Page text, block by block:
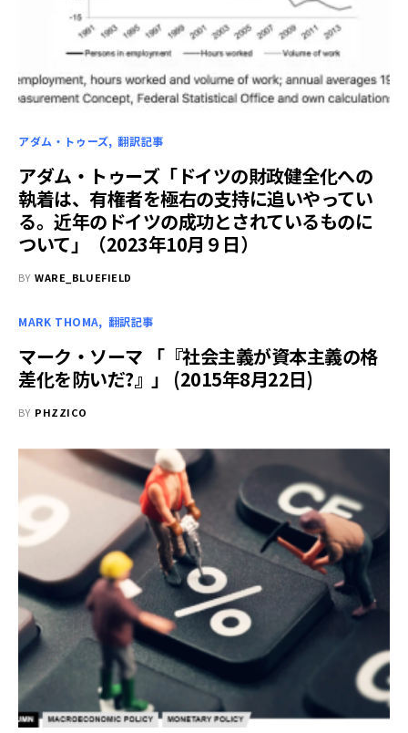
アダム・トゥーズ 翻訳記事
アダム・トゥーズ「ドイツの財政健全化への
執着は、有権者を極右の支持に追いやってい
る。近年のドイツの成功とされているものに
ついて」（2023年10月９日）
BY WARE_BLUEFIELD
MARK THOMA 翻訳記事
マーク・ソーマ 「『社会主義が資本主義の格
差化を防いだ?』」 (2015年8月22日)
BY PHZZICO